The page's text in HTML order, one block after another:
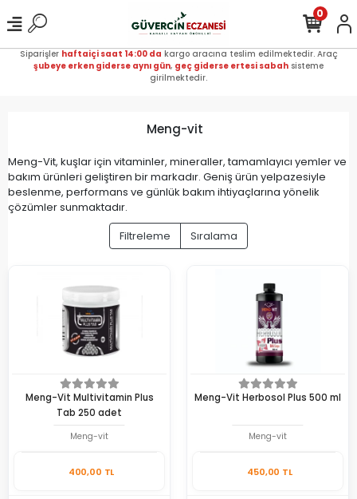
Siparişler haftaiçi saat 14:00 da kargo aracına teslim edilmektedir. Araç
şubeye erken giderse aynı gün, geç giderse ertesi sabah sisteme
girilmektedir.
0
Meng-vit
Meng-Vit, kuşlar için vitaminler, mineraller, tamamlayıcı yemler ve
bakım ürünleri geliştiren bir markadır. Geniş ürün yelpazesiyle
beslenme, performans ve günlük bakım ihtiyaçlarına yönelik
çözümler sunmaktadır.
Filtreleme
Sıralama
Meng-Vit Multivitamin Plus
Tab 250 adet
Meng-vit
400,00 TL
Meng-Vit Herbosol Plus 500 ml
Meng-vit
450,00 TL